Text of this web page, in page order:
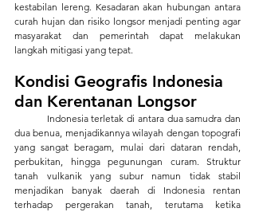
kestabilan lereng. Kesadaran akan hubungan antara
curah hujan dan risiko longsor menjadi penting agar
masyarakat dan pemerintah dapat melakukan
langkah mitigasi yang tepat.
Kondisi Geografis Indonesia
dan Kerentanan Longsor
dua benua, menjadikannya wilayah dengan topografi
yang sangat beragam, mulai dari dataran rendah,
perbukitan, hingga pegunungan curam. Struktur
tanah vulkanik yang subur namun tidak stabil
menjadikan banyak daerah di Indonesia rentan
terhadap pergerakan tanah, terutama ketika